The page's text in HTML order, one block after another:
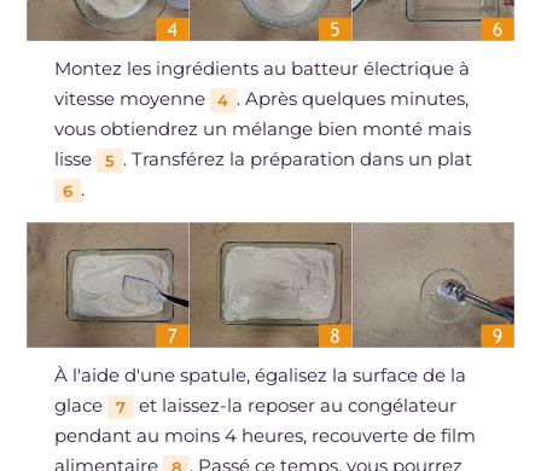
Montez les ingrédients au batteur électrique à
vitesse moyenne
4 . Après quelques minutes,
vous obtiendrez un mélange bien monté mais
lisse
5 . Transférez la préparation dans un plat
6 .
À l'aide d'une spatule, égalisez la surface de la
glace
7
et laissez-la reposer au congélateur
pendant au moins 4 heures, recouverte de film
alimentaire
. Passé ce temps, vous pourrez